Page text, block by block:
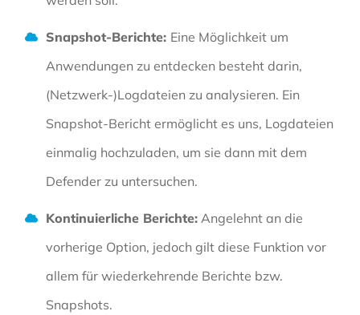
Snapshot-Berichte: Eine Möglichkeit um
Anwendungen zu entdecken besteht darin,
(Netzwerk-)Logdateien zu analysieren. Ein
Snapshot-Bericht ermöglicht es uns, Logdateien
einmalig hochzuladen, um sie dann mit dem
Defender zu untersuchen.
Kontinuierliche Berichte: Angelehnt an die
vorherige Option, jedoch gilt diese Funktion vor
allem für wiederkehrende Berichte bzw.
Snapshots.